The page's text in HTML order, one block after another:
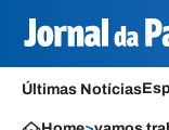
Últimas Notícias